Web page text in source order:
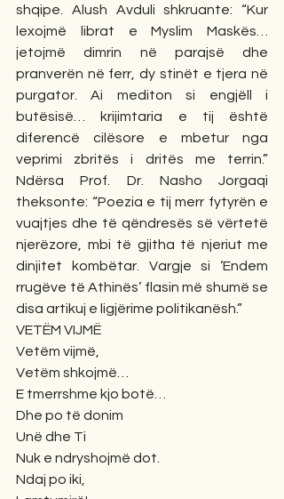
shqipe. Alush Avduli shkruante: “Kur
lexojmë librat e Myslim Maskës…
jetojmë dimrin në parajsë dhe
pranverën në ferr, dy stinët e tjera në
purgator. Ai mediton si engjëll i
butësisë… krijimtaria e tij është
diferencë cilësore e mbetur nga
veprimi zbritës i dritës me terrin.”
Ndërsa Prof. Dr. Nasho Jorgaqi
theksonte: “Poezia e tij merr fytyrën e
vuajtjes dhe të qëndresës së vërtetë
njerëzore, mbi të gjitha të njeriut me
dinjitet kombëtar. Vargje si ‘Endem
rrugëve të Athinës’ flasin më shumë se
disa artikuj e ligjërime politikanësh.”
VETËM VIJMË
Vetëm vijmë,
Vetëm shkojmë…
E tmerrshme kjo botë…
Dhe po të donim
Unë dhe Ti
Nuk e ndryshojmë dot.
Ndaj po iki,